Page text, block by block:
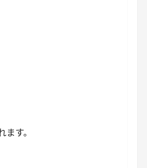
す。